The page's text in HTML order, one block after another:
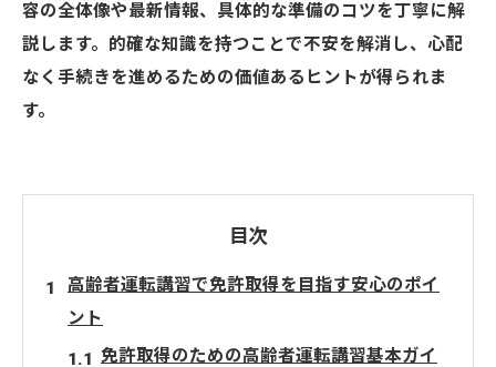
容の全体像や最新情報、具体的な準備のコツを丁寧に解
説します。的確な知識を持つことで不安を解消し、心配
なく手続きを進めるための価値あるヒントが得られま
す。
目次
高齢者運転講習で免許取得を目指す安心のポイ
ント
免許取得のための高齢者運転講習基本ガイ